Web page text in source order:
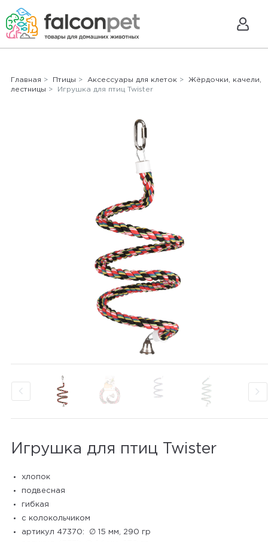
Главная > Птицы > Аксессуары для клеток> Жёрдочки, качели,
лестницы > Игрушка для птиц Twister
Игрушка для птиц Twister
хлопок
подвесная
гибкая
с колокольчиком
артикул 47370: ∅ 15 мм, 290 гр